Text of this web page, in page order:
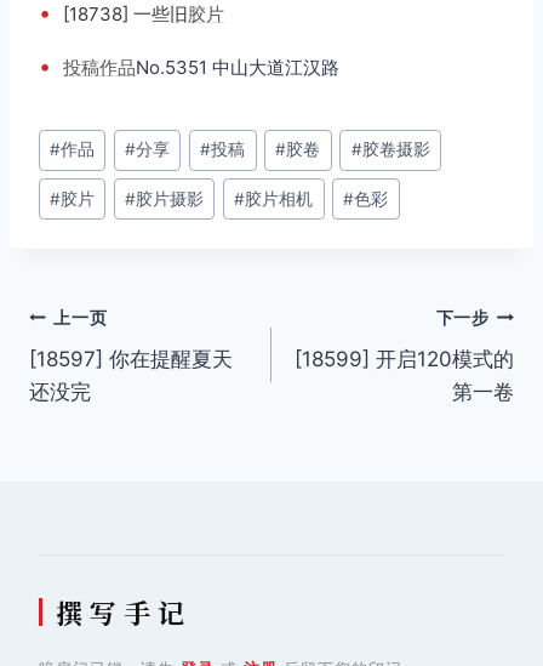
• [18738] 一些旧胶片
• 投稿作品No.5351 中山大道江汉路
文
章
标
#作品 #分享 #投稿 #胶卷 #胶卷摄影
#胶片 #胶片摄影 #胶片相机 #色彩
文
章
上一页
[18597] 你在提醒夏天
还没完
下一步
[18599] 开启120模式的
第一卷
撰 写 手 记